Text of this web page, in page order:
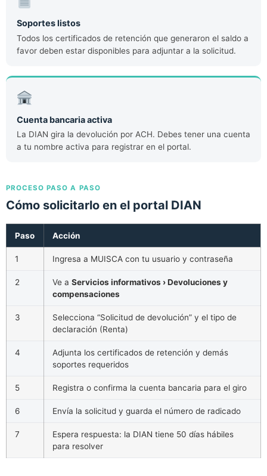
Soportes listos
Todos los certificados de retención que generaron el saldo a
favor deben estar disponibles para adjuntar a la solicitud.
Cuenta bancaria activa
La DIAN gira la devolución por ACH. Debes tener una cuenta
a tu nombre activa para registrar en el portal.
PROCESO PASO A PASO
Cómo solicitarlo en el portal DIAN
Paso Acción
1 Ingresa a MUISCA con tu usuario y contraseña
2 Ve aServicios informativos › Devoluciones y
compensaciones
3
Selecciona “Solicitud de devolución” y el tipo de
declaración (Renta)
4
Adjunta los certificados de retención y demás
soportes requeridos
5 Registra o confirma la cuenta bancaria para el giro
6 Envía la solicitud y guarda el número de radicado
7
Espera respuesta: la DIAN tiene 50 días hábiles
para resolver